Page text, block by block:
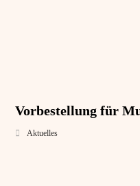
Vorbestellung für
Aktuelles